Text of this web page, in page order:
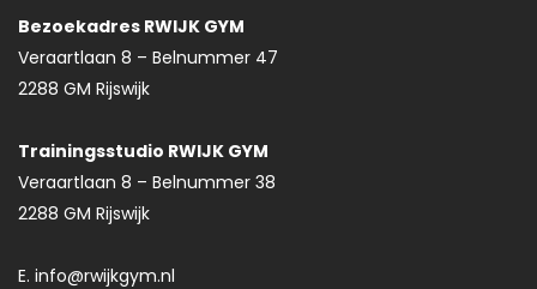
Bezoekadres RWIJK GYM
Veraartlaan 8 – Belnummer 47
2288 GM Rijswijk
Trainingsstudio RWIJK GYM
Veraartlaan 8 – Belnummer 38
2288 GM Rijswijk
E. info@rwijkgym.nl